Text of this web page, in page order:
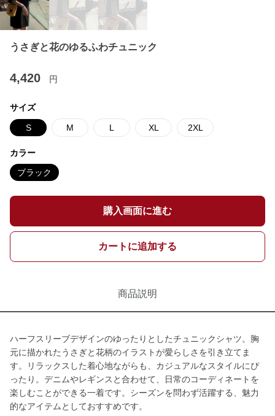
うさぎと花のゆるふわチュニック
4,420 円
サイズ
S M L XL 2XL
カラー
ブラック
購入画面に進む
カートに追加する
商品説明
ハーフスリーブデザインのゆったりとしたチュニックシャツ。胸
元に描かれたうさぎと花柄のイラストが愛らしさを引き立てま
す。リラックスした着心地ながらも、カジュアルなスタイルにぴ
ったり。デニムやレギンスと合わせて、日常のコーディネートを
楽しむことができる一着です。シーズンを問わず活躍する、魅力
的なアイテムとしておすすめです。